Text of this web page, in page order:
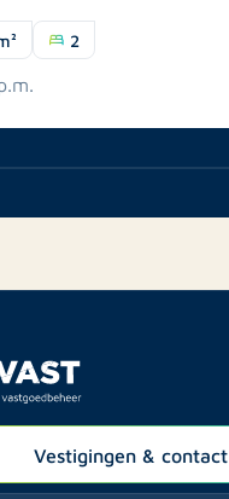
2
Vestigingen & contact